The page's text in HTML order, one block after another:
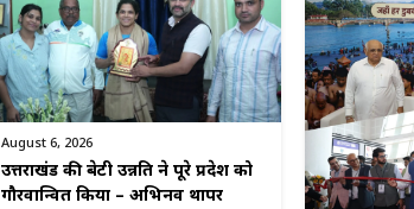
August 6, 2026
उत्तराखंड की बेटी उन्नति ने पूरे प्रदेश को
गौरवान्वित किया – अभिनव थापर